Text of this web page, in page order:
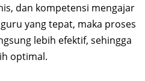
dan kompetensi mengajar
yang tepat, maka proses
lebih efektif, sehingga
optimal.